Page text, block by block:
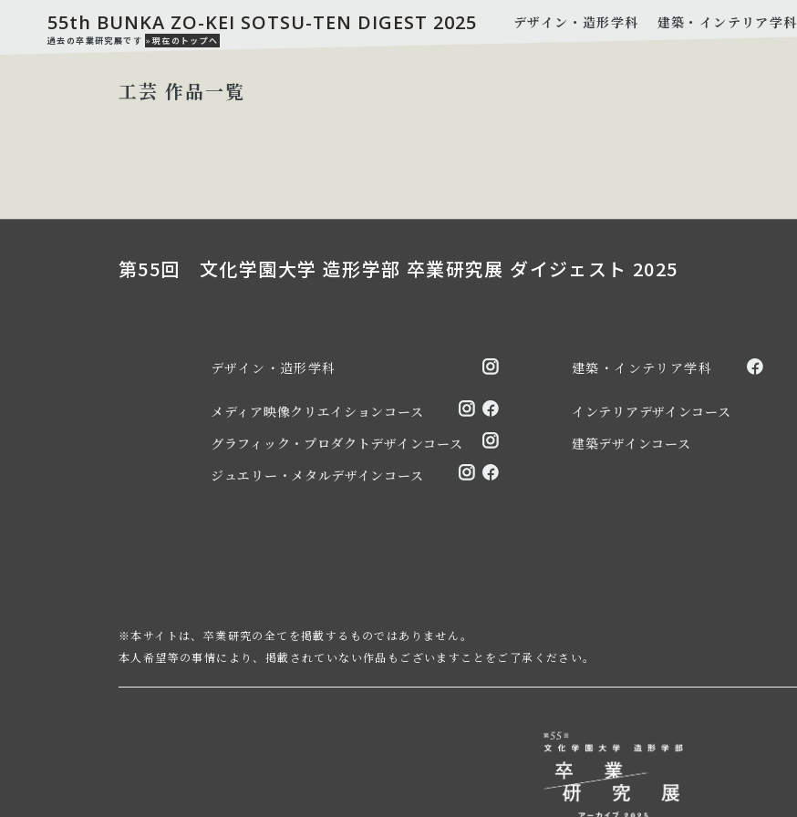
55th BUNKA ZO-KEI SOTSU-TEN DIGEST 2025
過去の卒業研究展です »現在のトップへ
デザイン・造形学科 建築・インテリア学科
工芸 作品一覧
第55回 文化学園大学 造形学部 卒業研究展 ダイジェスト 2025
デザイン・造形学科
メディア映像クリエイションコース
グラフィック・プロダクトデザインコース
ジュエリー・メタルデザインコース
建築・インテリア学科
インテリアデザインコース
建築デザインコース
※本サイトは、卒業研究の全てを掲載するものではありません。
本人希望等の事情により、掲載されていない作品もございますことをご了承ください。